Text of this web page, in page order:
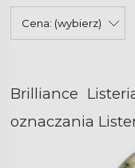
Cena: (wybierz)
Brilliance
oznaczania